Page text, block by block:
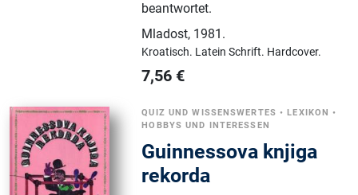
beantwortet.
Mladost, 1981.
Kroatisch. Latein Schrift. Hardcover.
7,56 €
QUIZ UND WISSENSWERTES •LEXIKON •
HOBBYS UND INTERESSEN
Guinnessova knjiga
rekorda